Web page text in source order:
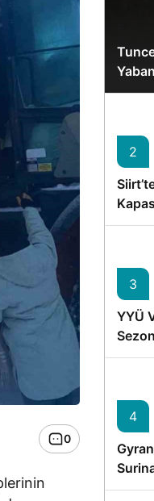
0
2
3
YYÜ
4